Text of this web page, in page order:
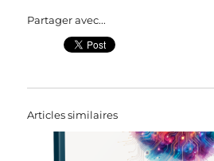
Partager avec...
Articles similaires